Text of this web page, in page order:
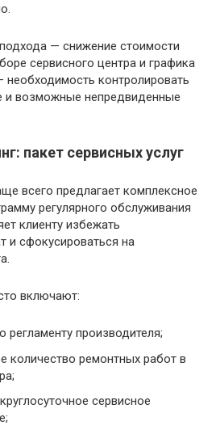
— снижение стоимости
сервисного центра и графика
контролировать
и возможные непредвиденные
пакет сервисных услуг
всего предлагает комплексное
регулярного обслуживания
клиенту избежать
и сфокусироваться на
включают:
регламенту производителя;
количество ремонтных работ в
сервисное